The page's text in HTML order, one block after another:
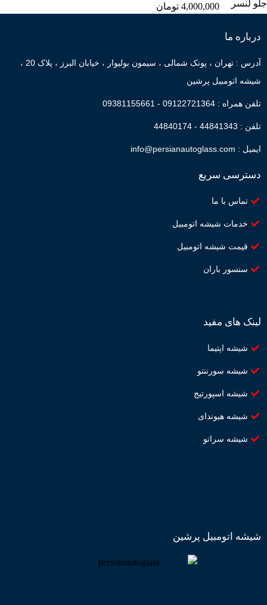
4,000,000 تومان
درباره ما
آدرس : تهران ، پونک شمالی ، سیمون بولیوار ، خیابان البرز ، پلاک 20 ،
شیشه اتومبیل پرشین
تلفن همراه : 09122721364 - 09381155661
تلفن : 44841343 - 44840174
ایمیل : info@persianautoglass.com
دسترسی سریع
تماس با ما
خدمات شیشه اتومبیل
قیمت شیشه اتومبیل
سنسور باران
لینک های مفید
شیشه اپتیما
شیشه سورننتو
شیشه اسپورتیج
شیشه هیوندای
شیشه سراتو
شیشه اتومبیل پرشین